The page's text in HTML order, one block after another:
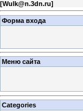
[Wulk@n.3dn.ru]
Форма входа
Меню сайта
Categories